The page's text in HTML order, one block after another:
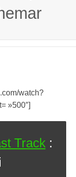
watch?
»500″]
Track: